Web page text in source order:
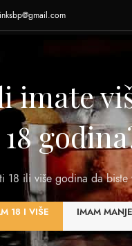
imate
18
18 ili više godina da biste
18 I VIŠE IMAM
Products
VISKI
125 Products201